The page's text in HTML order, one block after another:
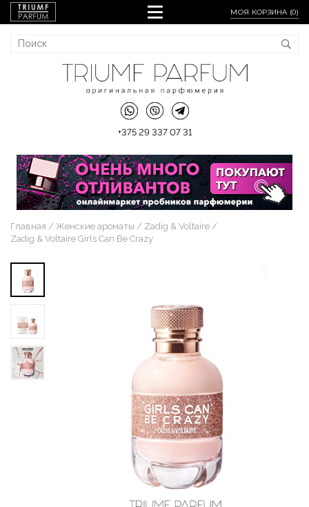
МОЯ КОРЗИНА (0)
+375 29 337 07 31
Главная Женские ароматы
Zadig & Voltaire
Zadig & Voltaire Girls Can Be Crazy